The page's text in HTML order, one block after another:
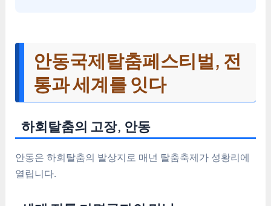
안동국제탈춤페스티벌, 전
통과 세계를 잇다
하회탈춤의 고장, 안동
안동은 하회탈춤의 발상지로 매년 탈춤축제가 성황리에
열립니다.